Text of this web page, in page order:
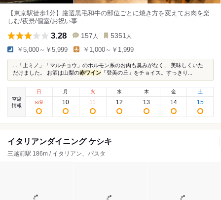
【東京駅徒歩1分】厳選黒毛和牛の部位ごとに焼き方を変えてお肉を楽
しむ/夜景/個室/お祝い事
3.28 157 人 5351 人
￥5,000～￥5,999 ￥1,000～￥1,999
...「上ミノ」「マルチョウ」のホルモン系のお肉も臭みがなく、 美味しくいた
だけました。 お酒は山梨の赤ワイン 「登美の丘」をチョイス。すっきり...
空席
情報
日
8/9
月
10
火
11
水
12
木
13
金
14
土
15
イタリアンダイニング ケシキ
三越前駅 186m / イタリアン、パスタ